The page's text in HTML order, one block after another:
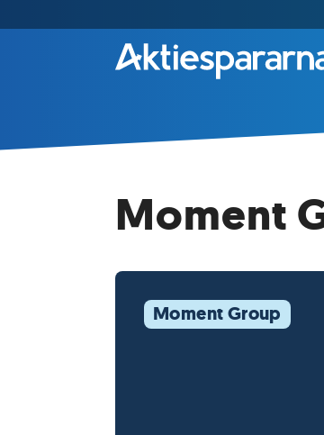
Moment
Moment Group